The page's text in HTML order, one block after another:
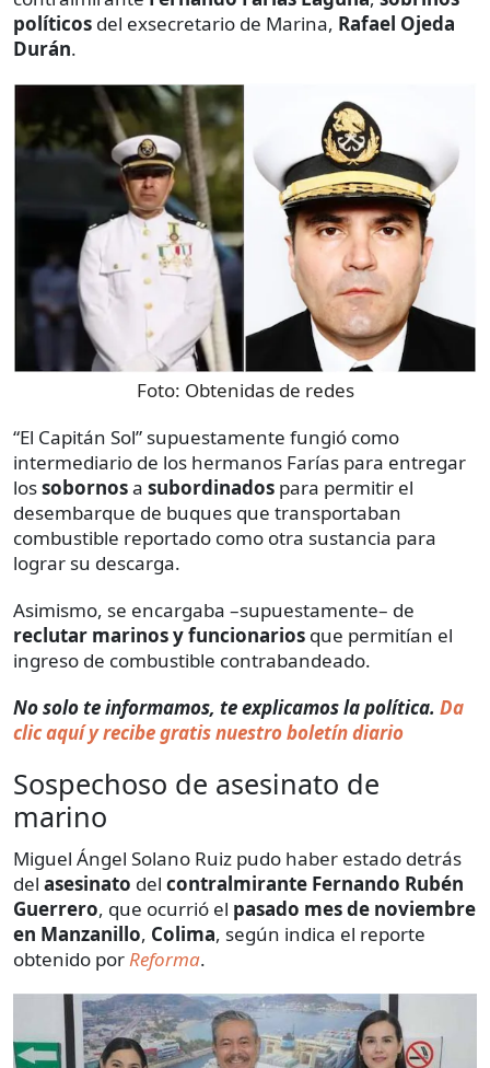
políticos del exsecretario de Marina, Rafael Ojeda
Durán.
Foto: Obtenidas de redes
“El Capitán Sol” supuestamente fungió como
intermediario de los hermanos Farías para entregar
lossobornosa subordinados para permitir el
desembarque de buques que transportaban
combustible reportado como otra sustancia para
lograr su descarga.
Asimismo, se encargaba –supuestamente– de
reclutar marinos y funcionarios que permitían el
ingreso de combustible contrabandeado.
No solo te informamos, te explicamos la política. Da
clic aquí y recibe gratis nuestro boletín diario
Sospechoso de asesinato de
marino
Miguel Ángel Solano Ruiz pudo haber estado detrás
del asesinato del contralmirante Fernando Rubén
Guerrero, que ocurrió el pasado mes de noviembre
en Manzanillo, Colima, según indica el reporte
obtenido porReforma.